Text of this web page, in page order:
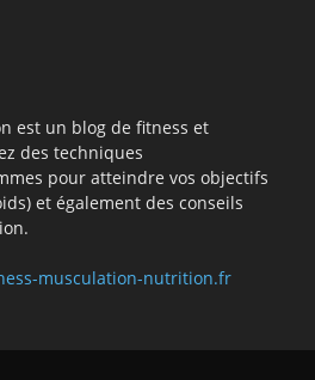
est un blog de fitness et
des techniques
pour atteindre vos objectifs
et également des conseils
musculation-nutrition.fr